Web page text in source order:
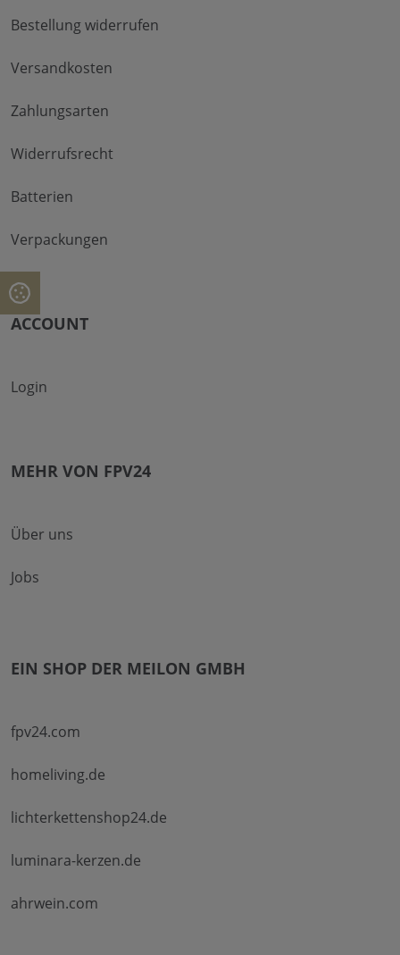
Bestellung widerrufen
Versandkosten
Zahlungsarten
Widerrufsrecht
Batterien
Verpackungen
ACCOUNT
Login
MEHR VON FPV24
Über uns
Jobs
EIN SHOP DER MEILON GMBH
fpv24.com
homeliving.de
lichterkettenshop24.de
luminara-kerzen.de
ahrwein.com